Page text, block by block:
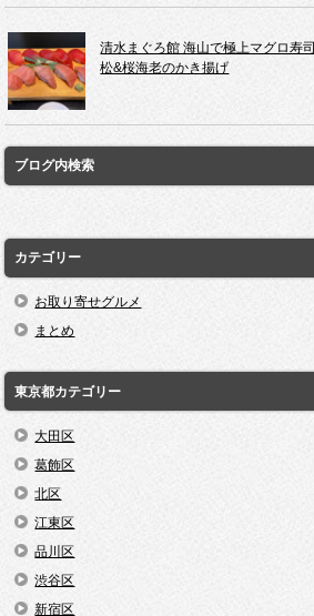
清水まぐろ館 海山で極上マグロ寿司
松&桜海老のかき揚げ
ブログ内検索
カテゴリー
お取り寄せグルメ
まとめ
東京都カテゴリー
大田区
葛飾区
北区
江東区
品川区
渋谷区
新宿区